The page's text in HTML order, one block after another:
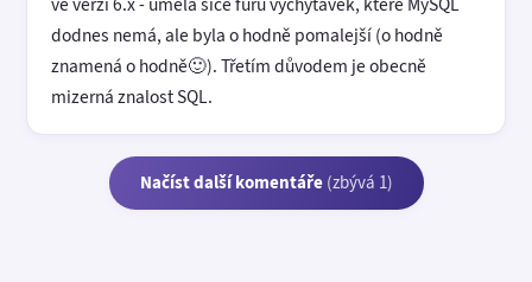
dodnes nemá, ale byla o hodně pomalejší (o hodně
znamená o hodně🙂). Třetím důvodem je obecně
mizerná znalost SQL.
Načíst další komentáře (zbývá 1)